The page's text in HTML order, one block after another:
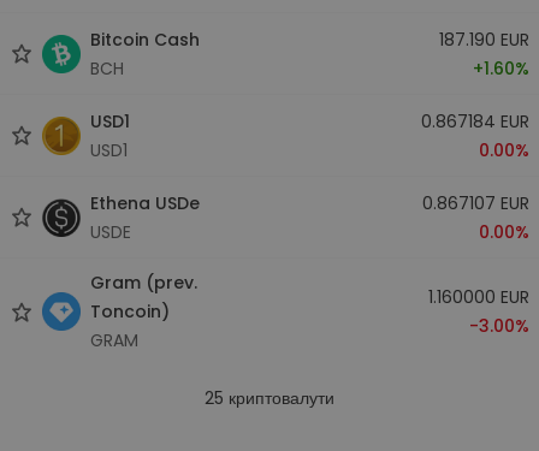
Bitcoin Cash
BCH
187.190 EUR
+1.60%
USD1
USD1
0.867184 EUR
0.00%
Ethena USDe
USDE
0.867107 EUR
0.00%
Gram (prev.
Toncoin)
GRAM
1.160000 EUR
-3.00%
25 криптовалути